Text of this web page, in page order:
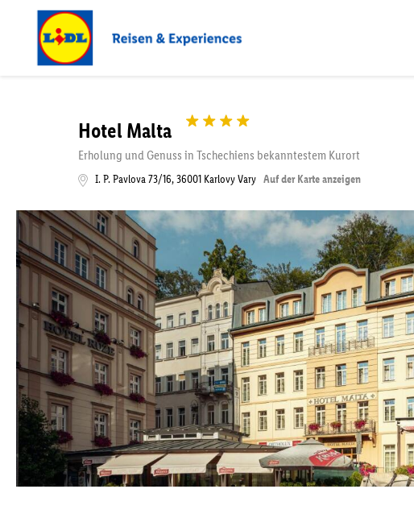
Hotel Malta
Erholung und Genuss in Tschechiens bekanntestem Kurort
I. P. Pavlova 73/16,36001 Karlovy Vary Auf der Karte anzeigen